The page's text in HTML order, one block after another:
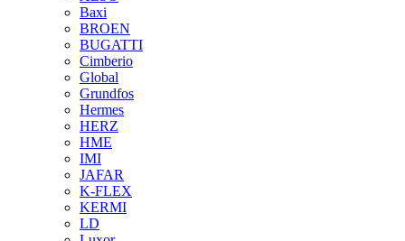
Baxi
BROEN
BUGATTI
Cimberio
Global
Grundfos
Hermes
HERZ
HME
IMI
JAFAR
K-FLEX
KERMI
LD